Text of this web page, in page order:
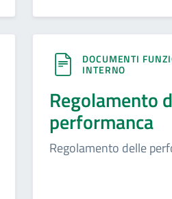
DOCUMENTI
INTERNO
Regolamento
performanca
Regolamento delle